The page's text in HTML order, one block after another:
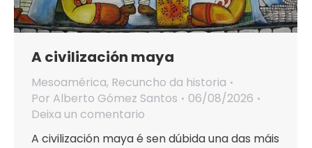
A civilización maya
Mesoamérica, Recuncho da historia
Por Alberto Gómez Santos
06/08/2026
Deixa un comentario
A civilización maya é sen dúbida una das máis